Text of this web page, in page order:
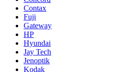
Contax
Fuji
Gateway
HP
Hyundai
Jay Tech
Jenoptik
Kodak